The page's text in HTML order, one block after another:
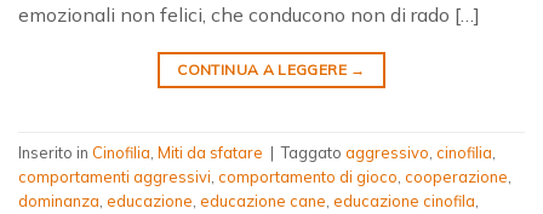
emozionali non felici, che conducono non di rado […]
CONTINUA A LEGGERE →
Inserito in Cinofilia Miti da sfatare | Taggato aggressivo cinofilia
comportamenti aggressivi comportamento di gioco cooperazione
dominanza educazione educazione cane educazione cinofila